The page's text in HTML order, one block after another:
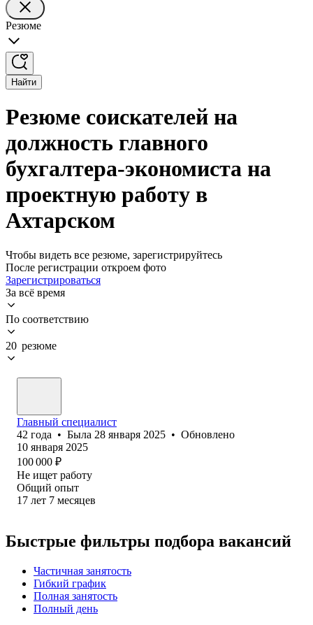
Резюме
Найти
Резюме соискателей на
должность главного
бухгалтера-экономиста на
проектную работу в
Ахтарском
Чтобы видеть все резюме, зарегистрируйтесь
После регистрации откроем фото
Зарегистрироваться
За всё время
По соответствию
20 резюме
Главный специалист
42 года • Была 28 января 2025 • Обновлено
10 января 2025
100 000 ₽
Не ищет работу
Общий опыт
17 лет 7 месяцев
Быстрые фильтры подбора вакансий
Частичная занятость
Гибкий график
Полная занятость
Полный день